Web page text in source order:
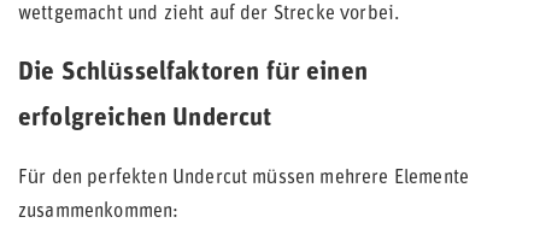
wettgemacht und zieht auf der Strecke vorbei.
Die Schlüsselfaktoren für einen
erfolgreichen Undercut
Für den perfekten Undercut müssen mehrere Elemente
zusammenkommen: